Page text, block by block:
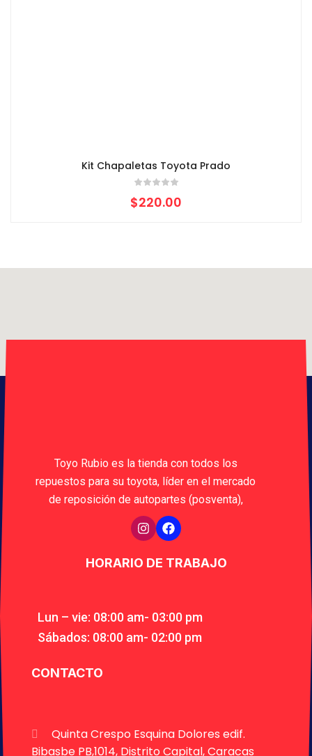
Kit Chapaletas Toyota Prado
$220.00
Toyo Rubio es la tienda con todos los
repuestos para su toyota, líder en el mercado
de reposición de autopartes (posventa),
HORARIO DE TRABAJO
Lun – vie: 08:00 am- 03:00 pm
Sábados: 08:00 am- 02:00 pm
CONTACTO
Quinta Crespo Esquina Dolores edif.
Bibasbe PB,1014, Distrito Capital, Caracas